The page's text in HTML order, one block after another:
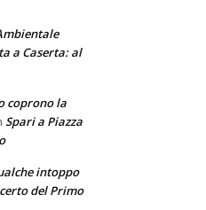
a Caserta: al
coprono la
Spari a Piazza
intoppo
del Primo